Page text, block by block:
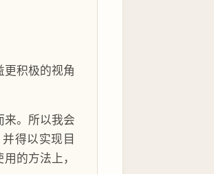
积极的视角
。所以我会
得以实现目
的方法上，